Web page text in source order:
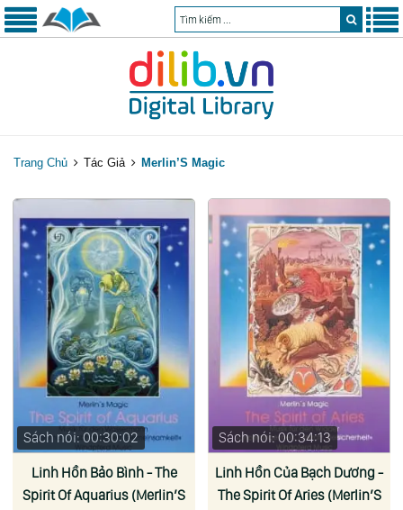
Trang Chủ Tác Giả Merlin’S Magic
Sách nói: 00:30:02
Linh Hồn Bảo Bình - The
Spirit Of Aquarius (Merlin’S
Sách nói: 00:34:13
Linh Hồn Của Bạch Dương -
The Spirit Of Aries (Merlin’S